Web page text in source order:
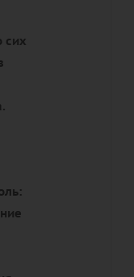
сих